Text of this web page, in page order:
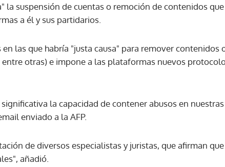
la suspensión de cuentas o remoción de contenidos
a él y sus partidarios.
las que habría "justa causa" para remover contenidos
otras) e impone a las plataformas nuevos
la capacidad de contener abusos en
enviado a la AFP.
de diversos especialistas y juristas, que afirman
añadió.